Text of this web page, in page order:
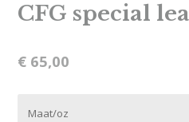
CFG special
€ 65,00
Maat/oz